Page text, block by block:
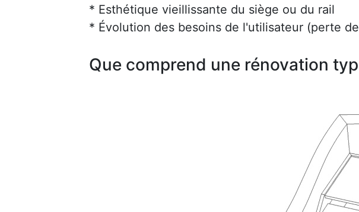
* Esthétique vieillissante du siège ou du rail
* Évolution des besoins de l'utilisateur (perte
Que comprend une rénovation